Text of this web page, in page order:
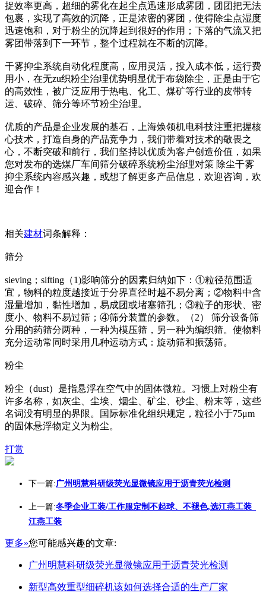
捉效率更高，超细的雾化在起尘点迅速形成雾团，团团把无法
包裹，实现了高效的沉降，正是浓密的雾团，使得除尘点湿度
迅速饱和，对于粉尘的沉降起到很好的作用；下落的气流又把
雾团带落到下一环节，整个过程就在不断的沉降。
干雾抑尘系统自动化程度高，应用灵活，投入成本低，运行费
用小，在无zu织粉尘治理优势明显优于布袋除尘，正是由于它
的高效性，被广泛应用于热电、化工、煤矿等行业的皮带转
运、破碎、筛分等环节粉尘治理。
优质的产品是企业发展的基石，上海焕领机电科技注重把握核
心技术，打造自身的产品竞争力，我们带着对技术的敬畏之
心，不断突破和前行，我们坚持以优质为客户创造价值，如果
您对发布的选煤厂车间筛分破碎系统粉尘治理对策 除尘干雾
抑尘系统内容感兴趣，或想了解更多产品信息，欢迎咨询，欢
迎合作！
相关建材词条解释：
筛分
sieving；sifting（1)影响筛分的因素归纳如下：①粒径范围适
宜，物料的粒度越接近于分界直径时越不易分离；②物料中含
湿量增加，黏性增加，易成团或堵塞筛孔；③粒子的形状、密
度小、物料不易过筛；④筛分装置的参数。（2） 筛分设备筛
分用的药筛分两种，一种为模压筛，另一种为编织筛。使物料
充分运动常同时采用几种运动方式：旋动筛和振荡筛。
粉尘
粉尘（dust）是指悬浮在空气中的固体微粒。习惯上对粉尘有
许多名称，如灰尘、尘埃、烟尘、矿尘、砂尘、粉末等，这些
名词没有明显的界限。国际标准化组织规定，粒径小于75μm
的固体悬浮物定义为粉尘。
打赏
下一篇:广州明慧科研级荧光显微镜应用于沥青荧光检测
上一篇:冬季企业工装/工作服定制不起球、不褪色,选江燕工装_
江燕工装
更多»您可能感兴趣的文章:
广州明慧科研级荧光显微镜应用于沥青荧光检测
新型高效重型细碎机该如何选择合适的生产厂家